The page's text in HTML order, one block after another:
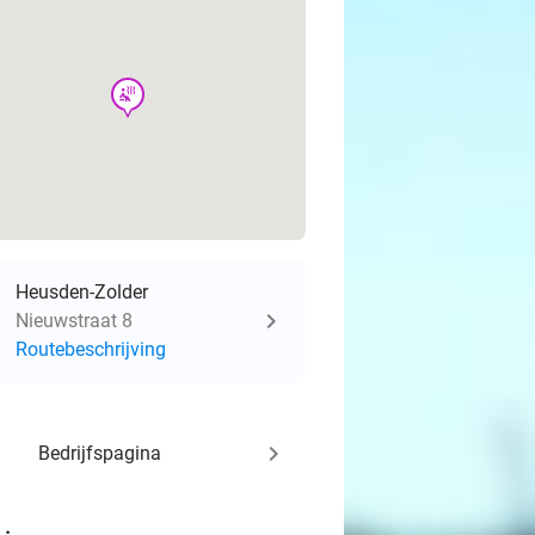
wellness
Heusden-Zolder
Nieuwstraat 8
Routebeschrijving
Bedrijfspagina keyboard_arrow_right